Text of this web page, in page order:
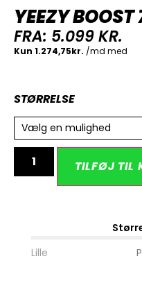
YEEZY
FRA: 5.099KR.
STØRRELSE
Vælg en mulighed
TILFØJ TIL
Lille